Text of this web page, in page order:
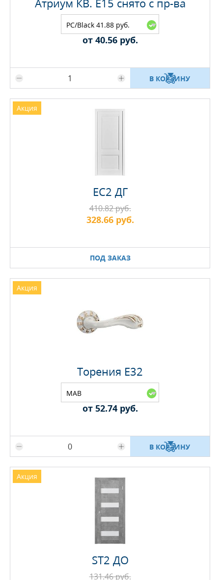
Атриум КВ. E15 снято с пр-ва
PC/Black 41.88 руб.
В КОРЗИНУ
от 40.56 руб.
Акция
EC2 ДГ
ПОД ЗАКАЗ
410.82 руб.
328.66 руб.
Акция
Торения E32
MAB
В КОРЗИНУ
от 52.74 руб.
Акция
ST2 ДО
131.46 руб.